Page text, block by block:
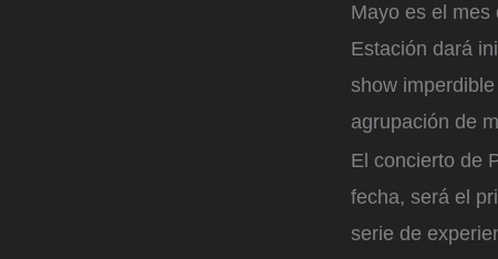
Mayo es el mes
Estación dará
show
agrupación de
El concierto de
fecha, será el
serie de